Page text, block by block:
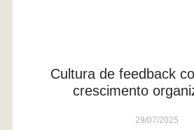
Cultura de feedback
crescimento
29/07/2025